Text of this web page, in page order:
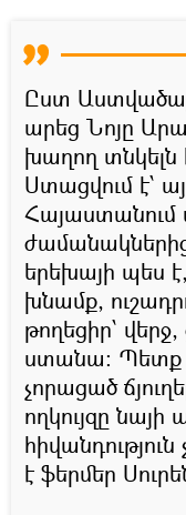
Ըստ
արեց Նոյը
խաղող տնկելն
Ստացվում է՝
Հայաստանում
երեխայի պես
խնամք,
թողեցիր՝
ստանա։ Պետք
չորացած
ողկույզը
է ֆերմեր